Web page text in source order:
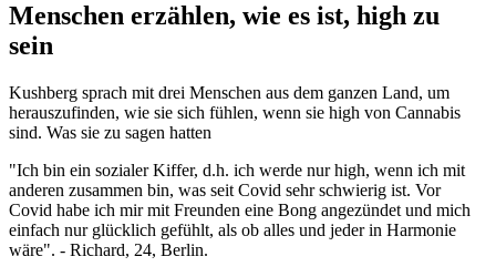
Menschen erzählen, wie es ist, high zu
sein
Kushberg sprach mit drei Menschen aus dem ganzen Land, um
herauszufinden, wie sie sich fühlen, wenn sie high von Cannabis
sind. Was sie zu sagen hatten
"Ich bin ein sozialer Kiffer, d.h. ich werde nur high, wenn ich mit
anderen zusammen bin, was seit Covid sehr schwierig ist. Vor
Covid habe ich mir mit Freunden eine Bong angezündet und mich
einfach nur glücklich gefühlt, als ob alles und jeder in Harmonie
wäre". - Richard, 24, Berlin.